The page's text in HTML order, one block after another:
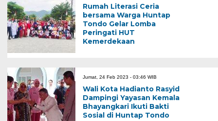
Rumah Literasi Ceria
bersama Warga Huntap
Tondo Gelar Lomba
Peringati HUT
Kemerdekaan
Jumat, 24 Feb 2023 - 03:46 WIB
Wali Kota Hadianto Rasyid
Dampingi Yayasan Kemala
Bhayangkari Ikuti Bakti
Sosial di Huntap Tondo